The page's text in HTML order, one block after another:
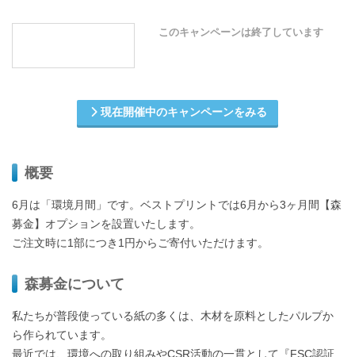
このキャンペーンは終了しています
現在開催中のキャンペーンをみる
概要
6月は「環境月間」です。ベストプリントでは6月から3ヶ月間【森
募金】オプションを設置いたします。
ご注文時に1部につき1円からご寄付いただけます。
森募金について
私たちが普段使っている紙の多くは、木材を原料としたパルプか
ら作られています。
最近では、環境への取り組みやCSR活動の一貫として『FSC認証